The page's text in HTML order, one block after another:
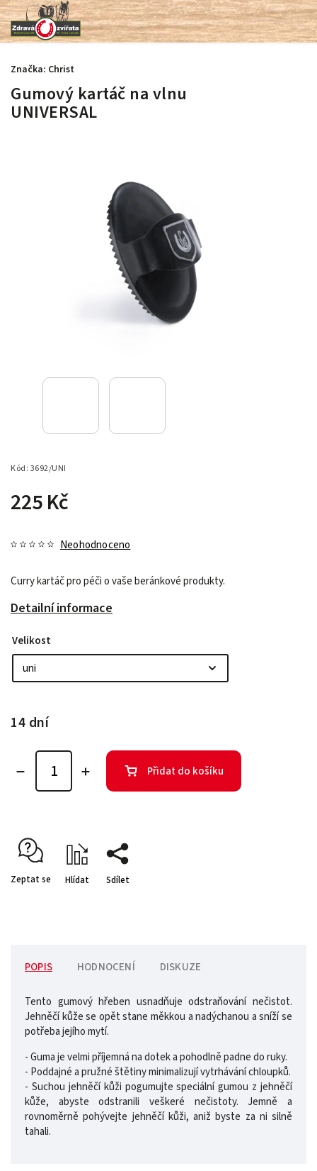
Gumový kartáč na vlnu
UNIVERSAL
Kód: 3692/UNI
225 Kč
Neohodnoceno
Curry kartáč pro péči o vaše beránkové produkty.
Detailní informace
Značka: Christ
Velikost
14 dní
Přidat do košíku
Zeptat se Hlídat Sdílet
POPIS HODNOCENÍ DISKUZE
Tento gumový hřeben usnadňuje odstraňování nečistot.
Jehněčí kůže se opět stane měkkou a nadýchanou a sníží se
potřeba jejího mytí.
- Guma je velmi příjemná na dotek a pohodlně padne do ruky.
- Poddajné a pružné štětiny minimalizují vytrhávání chloupků.
- Suchou jehněčí kůži pogumujte speciální gumou z jehněčí
kůže, abyste odstranili veškeré nečistoty. Jemně a
rovnoměrně pohývejte jehněčí kůži, aniž byste za ni silně
tahali.